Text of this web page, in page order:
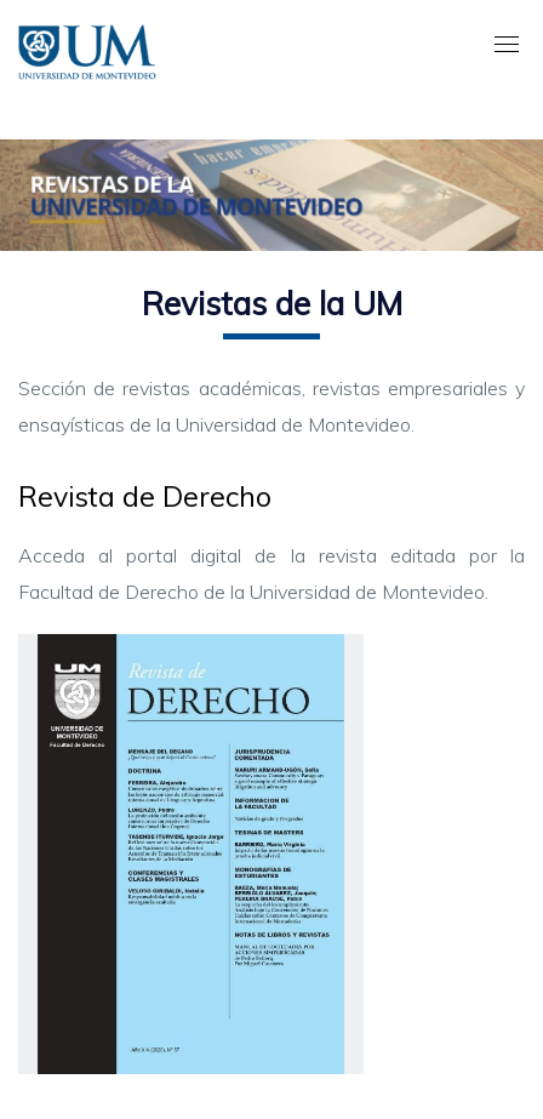
contenido
principal
Revistas de la UM
Sección de revistas académicas, revistas empresariales y
ensayísticas de la Universidad de Montevideo.
Revista de Derecho
Acceda al portal digital de la revista editada por la
Facultad de Derecho de la Universidad de Montevideo.